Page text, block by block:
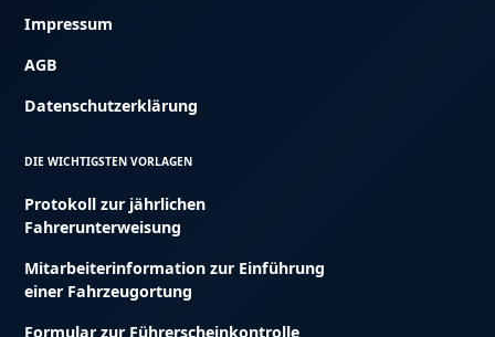
Impressum
AGB
Datenschutzerklärung
DIE WICHTIGSTEN VORLAGEN
Protokoll zur jährlichen
Fahrerunterweisung
Mitarbeiterinformation zur Einführung
einer Fahrzeugortung
Formular zur Führerscheinkontrolle